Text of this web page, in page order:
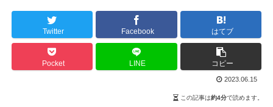
Twitter Facebook はてブ
Pocket LINE コピー
2023.06.15
この記事は約4分で読めます。